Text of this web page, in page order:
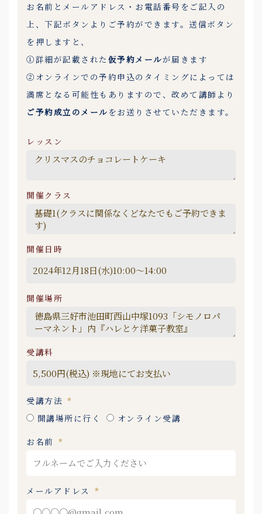
お名前とメールアドレス・お電話番号をご記入の
上、下記ボタンよりご予約ができます。送信ボタン
を押しますと、
①詳細が記載された 仮予約メールが届きます
②オンラインでの予約申込のタイミングによっては
満席となる可能性もありますので、改めて講師より
ご予約成立のメール をお送りさせていただきます。
レッスン
開催クラス
開催日時
開催場所
受講料
受講方法
開講場所に行く
オンライン受講
お名前
メールアドレス